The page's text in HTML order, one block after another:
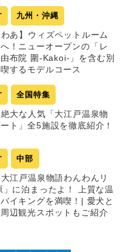
九州・沖縄
あ】ウィズペットルーム
！ニューオープンの「レ
布院 圍-Kakoi-」を含む別
するモデルコース
全国特集
大な人気「大江戸温泉物
ト」全5施設を徹底紹介！
中部
江戸温泉物語わんわんリ
」に泊まったよ！ 上質な温
イキングを満喫！| 愛犬と
辺観光スポットもご紹介